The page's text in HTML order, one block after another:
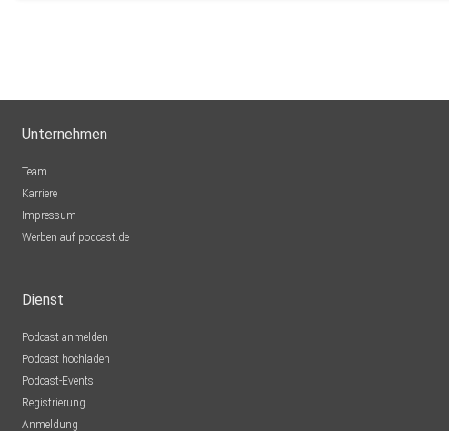
Unternehmen
Team
Karriere
Impressum
Werben auf podcast.de
Dienst
Podcast anmelden
Podcast hochladen
Podcast-Events
Registrierung
Anmeldung